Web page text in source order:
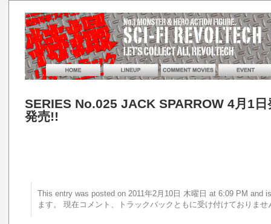
SERIES No.025 JACK SPARROW 4月1
発売!!
This entry was posted on 2011年2月10日 木曜日 at 6:09 PM
ます。 現在コメント、トラックバックともに受け付けておりませ